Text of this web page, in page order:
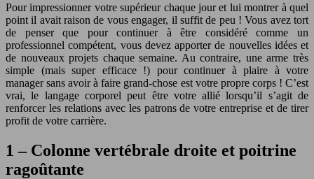
Pour impressionner votre supérieur chaque jour et lui montrer à quel
point il avait raison de vous engager, il suffit de peu ! Vous avez tort
de penser que pour continuer à être considéré comme un
professionnel compétent, vous devez apporter de nouvelles idées et
de nouveaux projets chaque semaine. Au contraire, une arme très
simple (mais super efficace !) pour continuer à plaire à votre
manager sans avoir à faire grand-chose est votre propre corps ! C’est
vrai, le langage corporel peut être votre allié lorsqu’il s’agit de
renforcer les relations avec les patrons de votre entreprise et de tirer
profit de votre carrière.
1 – Colonne vertébrale droite et poitrine
ragoûtante